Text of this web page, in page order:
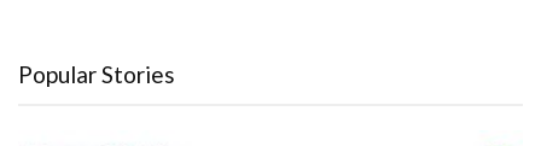
Popular Stories